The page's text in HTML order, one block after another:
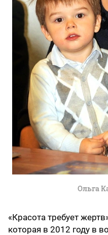
Ольга
«Красота требует
которая в 2012 году в